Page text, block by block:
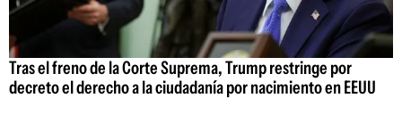
Tras el freno de la Corte Suprema, Trump restringe por
decreto el derecho a la ciudadanía por nacimiento en EEUU